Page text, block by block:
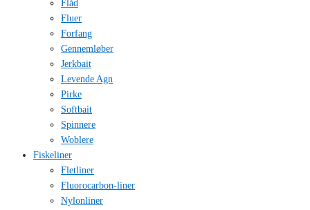
Flåd
Fluer
Forfang
Gennemløber
Jerkbait
Levende Agn
Pirke
Softbait
Spinnere
Woblere
Fiskeliner
Fletliner
Fluorocarbon-liner
Nylonliner